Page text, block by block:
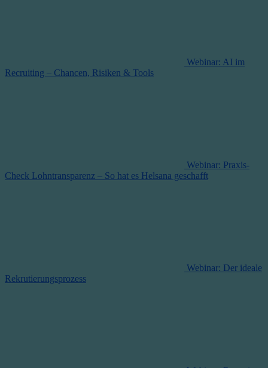
Webinar: AI im
Recruiting – Chancen, Risiken & Tools
Webinar: Praxis-
Check Lohntransparenz – So hat es Helsana geschafft
Webinar: Der ideale
Rekrutierungsprozess